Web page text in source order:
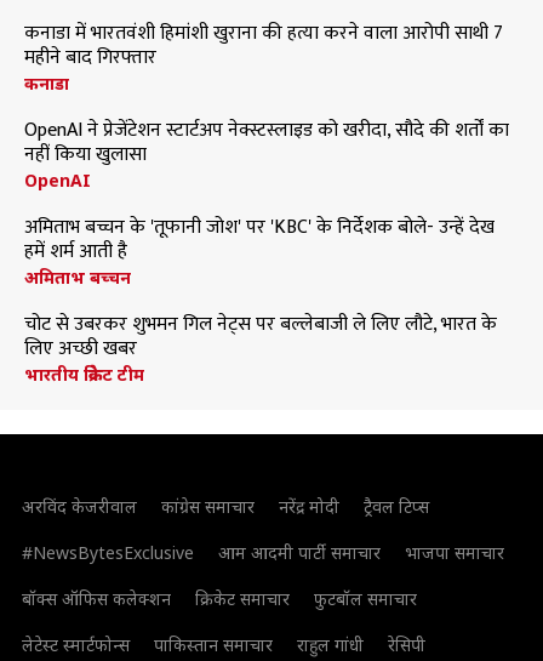
कनाडा में भारतवंशी हिमांशी खुराना की हत्या करने वाला आरोपी साथी 7
महीने बाद गिरफ्तार
कनाडा
OpenAI ने प्रेजेंटेशन स्टार्टअप नेक्स्टस्लाइड को खरीदा, सौदे की शर्तों का
नहीं किया खुलासा
OpenAI
अमिताभ बच्चन के 'तूफानी जोश' पर 'KBC' के निर्देशक बोले- उन्हें देख
हमें शर्म आती है
अमिताभ बच्चन
चोट से उबरकर शुभमन गिल नेट्स पर बल्लेबाजी ले लिए लौटे, भारत के
लिए अच्छी खबर
भारतीय क्रिकेट टीम
अरविंद केजरीवाल कांग्रेस समाचार नरेंद्र मोदी
ट्रैवल टिप्स
#NewsBytesExclusive
आम आदमी पार्टी समाचार
भाजपा समाचार
बॉक्स ऑफिस कलेक्शन
क्रिकेट समाचार
फुटबॉल समाचार
लेटेस्ट स्मार्टफोन्स
पाकिस्तान समाचार राहुल गांधी रेसिपी